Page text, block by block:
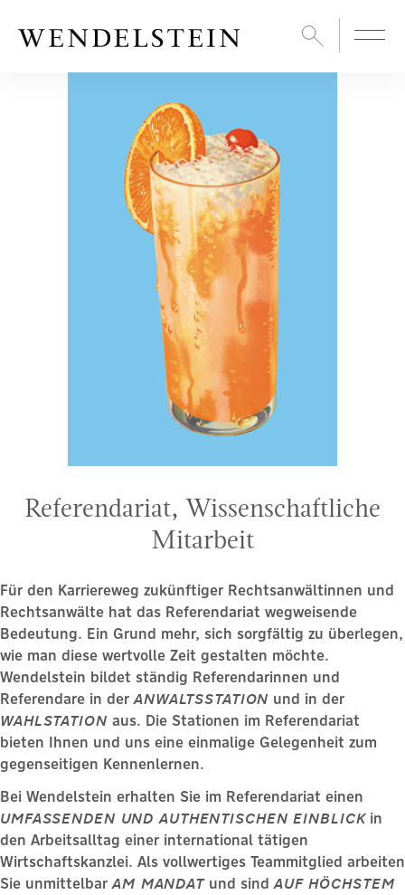
Referendariat, Wissenschaftliche
Mitarbeit
Für den Karriereweg zukünftiger Rechtsanwältinnen und
Rechtsanwälte hat das Referendariat wegweisende
Bedeutung. Ein Grund mehr, sich sorgfältig zu überlegen,
wie man diese wertvolle Zeit gestalten möchte.
Wendelstein bildet ständig Referendarinnen und
Referendare in derANWALTSSTATION und in der
WAHLSTATION aus. Die Stationen im Referendariat
bieten Ihnen und uns eine einmalige Gelegenheit zum
gegenseitigen Kennenlernen.
Bei Wendelstein erhalten Sie im Referendariat einen
UMFASSENDEN UND AUTHENTISCHEN EINBLICKin
den Arbeitsalltag einer international tätigen
Wirtschaftskanzlei. Als vollwertiges Teammitglied arbeiten
Sie unmittelbarAM MANDATund sindAUF HÖCHSTEM